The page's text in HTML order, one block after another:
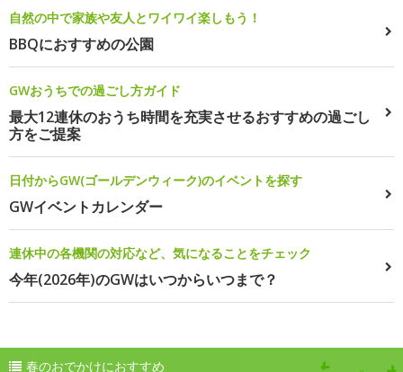
自然の中で家族や友人とワイワイ楽しもう！
BBQにおすすめの公園
GWおうちでの過ごし方ガイド
最大12連休のおうち時間を充実させるおすすめの過ごし
方をご提案
日付からGW(ゴールデンウィーク)のイベントを探す
GWイベントカレンダー
連休中の各機関の対応など、気になることをチェック
今年(2026年)のGWはいつからいつまで？
春のおでかけにおすすめ